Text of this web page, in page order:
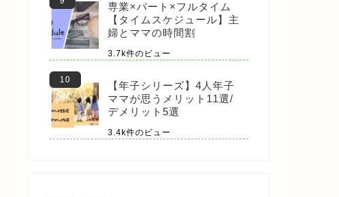
専業×パート×フルタイム
【タイムスケジュール】主
婦とママの時間割
3.7k件のビュー
【年子シリーズ】4人年子
ママが思うメリット11選/
デメリット5選
3.4k件のビュー